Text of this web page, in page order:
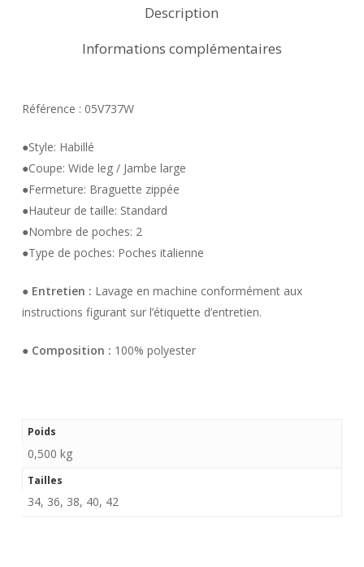
Description
Informations complémentaires
Référence : 05V737W
●Style: Habillé
●Coupe: Wide leg / Jambe large
●Fermeture: Braguette zippée
●Hauteur de taille: Standard
●Nombre de poches: 2
●Type de poches: Poches italienne
● Entretien : Lavage en machine conformément aux
instructions figurant sur l’étiquette d’entretien.
● Composition : 100% polyester
Poids
0,500 kg
Tailles
34, 36, 38, 40, 42